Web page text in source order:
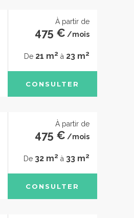
À partir de
475 € /mois
De 21 m2 à 23 m2
CONSULTER
À partir de
475 € /mois
De 32 m2 à 33 m2
CONSULTER